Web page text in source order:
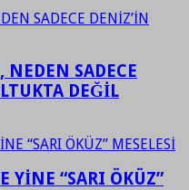
SADECE
DEĞİL
YİNE “SARI ÖKÜZ”